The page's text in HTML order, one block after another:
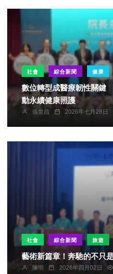
社會 綜合新聞 健康
數位轉型成醫療韌性關鍵
動永續健康照護
張世昌 2026年七月28日
社會 綜合新聞 旅遊
藝術新篇章！奔馳的不只
陳明 2026年四月02日